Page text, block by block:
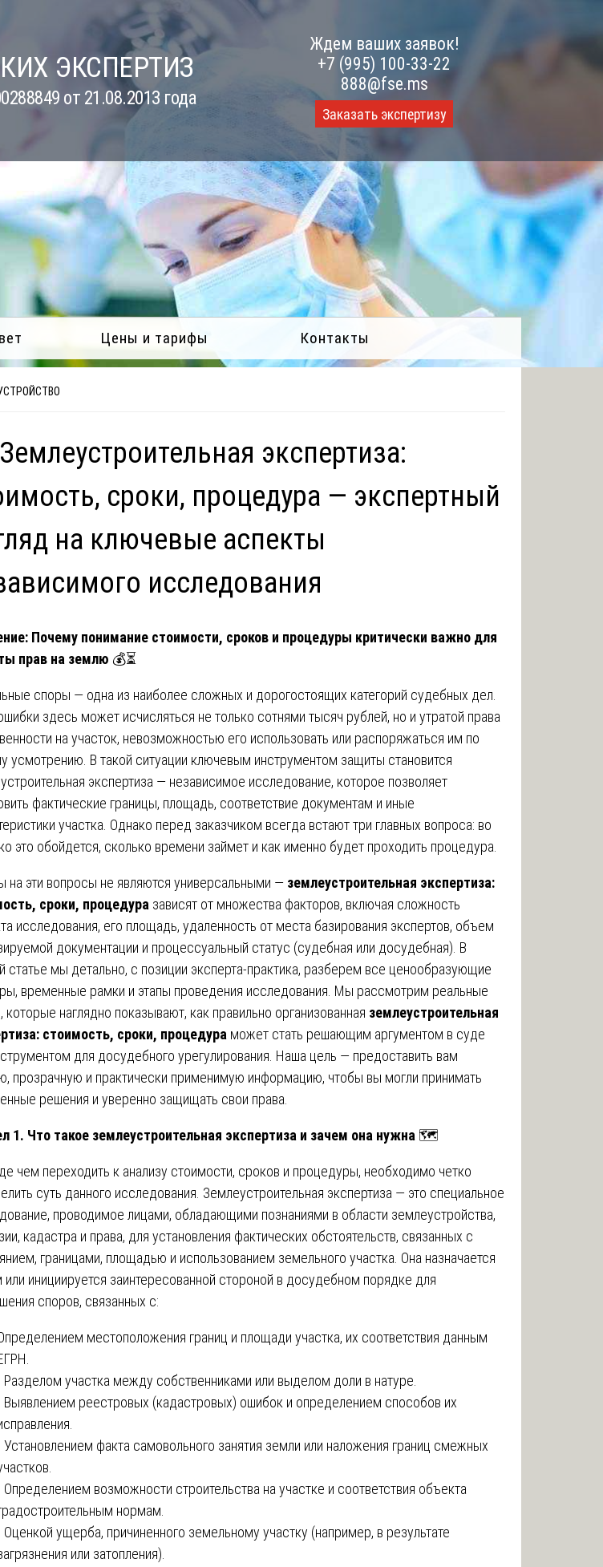
ЭКСПЕРТИЗ
от 21.08.2013 года
Ждем ваших заявок!
+7 (995) 100-33-22
888@fse.ms
Заказать экспертизу
Цены и тарифы Контакты
экспертиза:
сроки, процедура — экспертный
на ключевые аспекты
исследования
Почему понимание стоимости, сроков и процедуры критически важно для
прав на землю 💰⏳
споры — одна из наиболее сложных и дорогостоящих категорий судебных дел.
здесь может исчисляться не только сотнями тысяч рублей, но и утратой права
на участок, невозможностью его использовать или распоряжаться им по
усмотрению. В такой ситуации ключевым инструментом защиты становится
экспертиза — независимое исследование, которое позволяет
фактические границы, площадь, соответствие документам и иные
участка. Однако перед заказчиком всегда встают три главных вопроса: во
это обойдется, сколько времени займет и как именно будет проходить процедура.
на эти вопросы не являются универсальными — землеустроительная экспертиза:
сроки, процедура зависят от множества факторов, включая сложность
исследования, его площадь, удаленность от места базирования экспертов, объем
документации и процессуальный статус (судебная или досудебная). В
статье мы детально, с позиции эксперта-практика, разберем все ценообразующие
временные рамки и этапы проведения исследования. Мы рассмотрим реальные
которые наглядно показывают, как правильно организованная землеустроительная
стоимость, сроки, процедура может стать решающим аргументом в суде
для досудебного урегулирования. Наша цель — предоставить вам
прозрачную и практически применимую информацию, чтобы вы могли принимать
решения и уверенно защищать свои права.
1. Что такое землеустроительная экспертиза и зачем она нужна 🗺️
чем переходить к анализу стоимости, сроков и процедуры, необходимо четко
суть данного исследования. Землеустроительная экспертиза — это специальное
проводимое лицами, обладающими познаниями в области землеустройства,
кадастра и права, для установления фактических обстоятельств, связанных с
границами, площадью и использованием земельного участка. Она назначается
инициируется заинтересованной стороной в досудебном порядке для
споров, связанных с:
местоположения границ и площади участка, их соответствия данным
Разделом участка между собственниками или выделом доли в натуре.
Выявлением реестровых (кадастровых) ошибок и определением способов их
Установлением факта самовольного занятия земли или наложения границ смежных
Определением возможности строительства на участке и соответствия объекта
нормам.
Оценкой ущерба, причиненного земельному участку (например, в результате
или затопления).